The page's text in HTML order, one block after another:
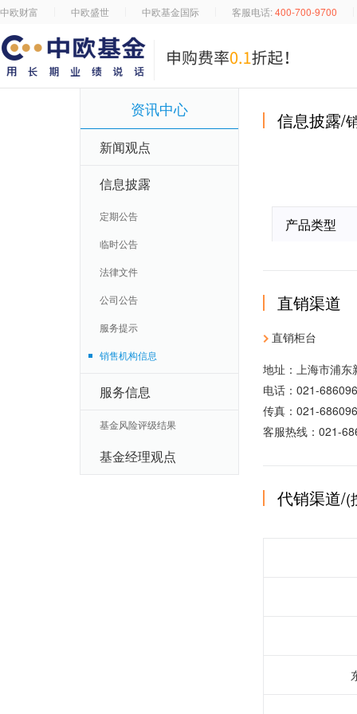
中欧财富 中欧盛世 中欧基金国际 客服电话:400-700-9700
资讯中心
新闻观点
信息披露
定期公告
临时公告
法律文件
公司公告
服务提示
销售机构信息
服务信息
基金风险评级结果
基金经理观点
信息披露/
产品类型
直销渠道
直销柜台
地址：上海市浦
电话：021-
传真：021-
客服热线：021-
代销渠道/(